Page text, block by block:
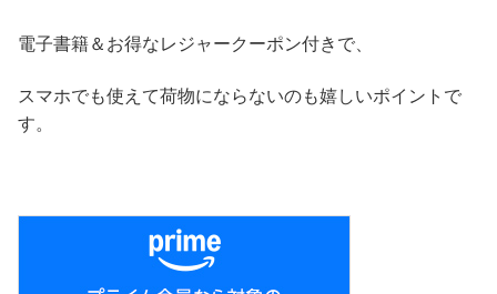
電子書籍＆お得なレジャークーポン付きで、
スマホでも使えて荷物にならないのも嬉しいポイントで
す。